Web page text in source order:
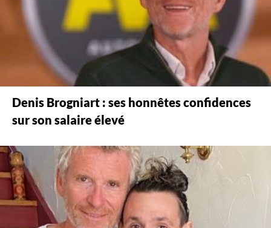
Denis Brogniart : ses honnêtes confidences
sur son salaire élevé